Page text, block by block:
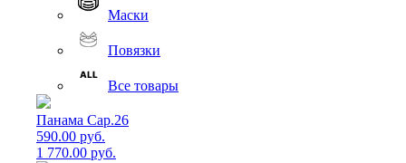
Маски
Повязки
Все товары
Панама Cap.26
590.00 руб.
1 770.00 руб.